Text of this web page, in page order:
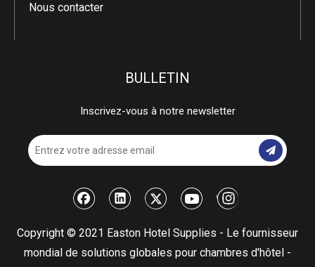
Nous contacter
BULLETIN
Inscrivez-vous à notre newsletter
​Copyright © 2021 Easton Hotel Supplies - Le fournisseur
mondial de solutions globales pour chambres d'hôtel -